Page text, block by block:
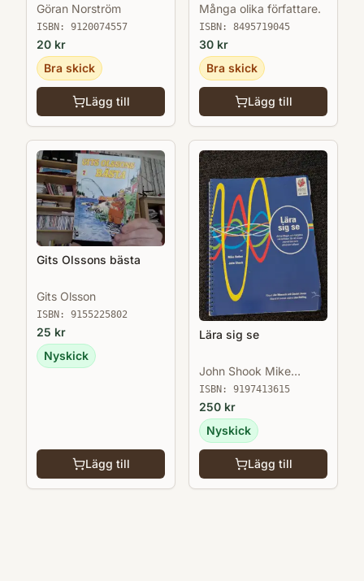
Göran Norström
ISBN: 9120074557
20 kr
Bra skick
Lägg till
Salamanca 2002 när
Salamanca var EU:s
kulturhuvudstad.
Många olika författare.
ISBN: 8495719045
30 kr
Bra skick
Lägg till
Gits Olssons bästa
Gits Olsson
ISBN: 9155225802
25 kr
Nyskick
Lägg till
Lära sig se
John Shook Mike
Rother
ISBN: 9197413615
250 kr
Nyskick
Lägg till